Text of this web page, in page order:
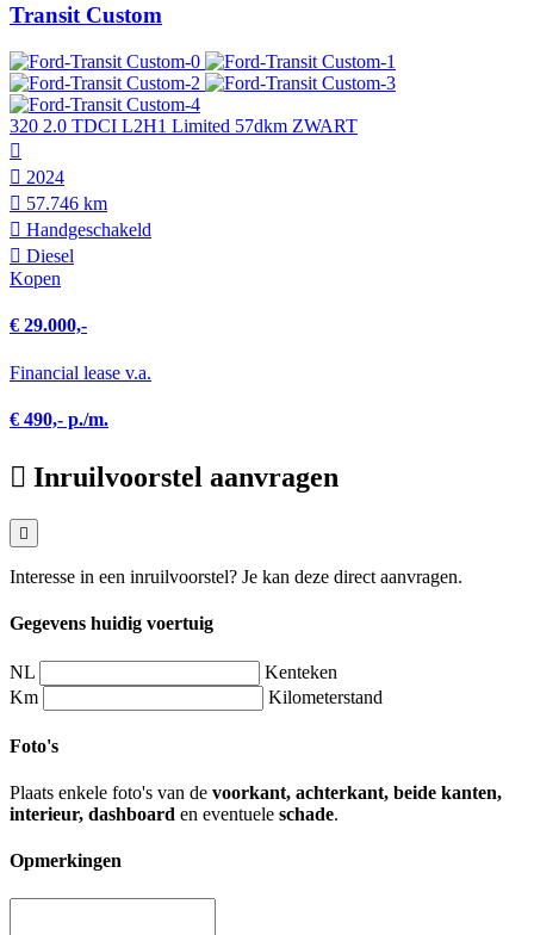
Transit Custom
320 2.0 TDCI L2H1 Limited 57dkm ZWART
2024
57.746 km
Hand­geschakeld
Diesel
Kopen
€ 29.000,-
Financial lease v.a.
€ 490,- p./m.
Inruilvoorstel aanvragen
Interesse in een inruilvoorstel? Je kan deze direct aanvragen.
Gegevens huidig voertuig
NL
Kenteken
Km
Kilometerstand
Foto's
Plaats enkele foto's van de voorkant, achterkant, beide kanten,
interieur, dashboard en eventuele schade.
Opmerkingen